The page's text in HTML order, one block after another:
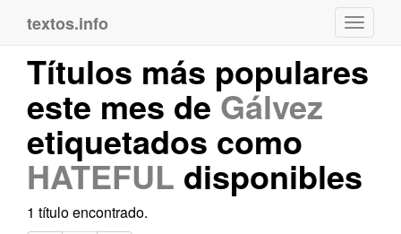
textos.info
Títulos más populares
este mes deGálvez
etiquetados como
HATEFUL disponibles
1 título encontrado.